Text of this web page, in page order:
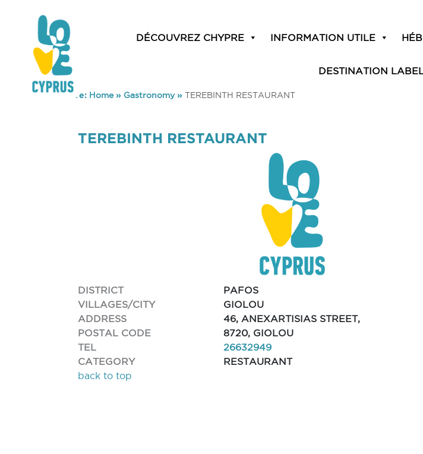
DÉCOUVREZ CHYPRE INFORMATION UTILE
DESTINATION
You are here: Home» Gastronomy» TEREBINTH RESTAURANT
TEREBINTH RESTAURANT
DISTRICT
PAFOS
VILLAGES/CITY
GIOLOU
ADDRESS
46, ANEXARTISIAS STREET,
POSTAL CODE
8720, GIOLOU
TEL
26632949
CATEGORY
RESTAURANT
back to top